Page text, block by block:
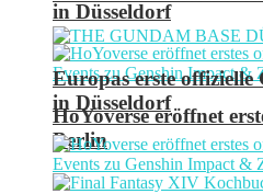
in Düsseldorf
HoYoverse eröffnet
Berlin
Europas erste
in Düsseldorf